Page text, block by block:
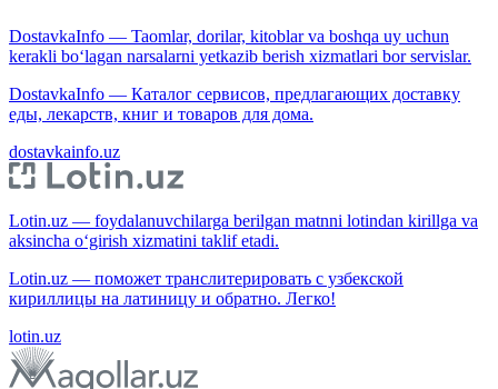
DostavkaInfo — Taomlar, dorilar, kitoblar va boshqa uy uchun
kerakli bo‘lagan narsalarni yetkazib berish xizmatlari bor servislar.
DostavkaInfo — Каталог сервисов, предлагающих доставку
еды, лекарств, книг и товаров для дома.
dostavkainfo.uz
Lotin.uz — foydalanuvchilarga berilgan matnni lotindan kirillga va
aksincha o‘girish xizmatini taklif etadi.
Lotin.uz — поможет транслитерировать с узбекской
кириллицы на латиницу и обратно. Легко!
lotin.uz